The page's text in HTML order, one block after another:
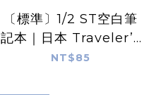
〔標準〕1/2 ST空白筆
記本｜日本 Traveler’s
Notebook
NT$85